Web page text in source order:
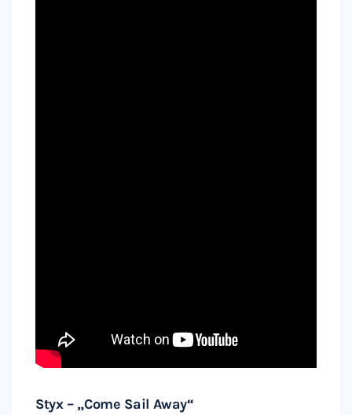
Styx – „Come Sail Away“